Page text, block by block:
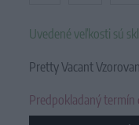
Uvedené veľkosti sú
Pretty Vacant
Predpokladaný termín